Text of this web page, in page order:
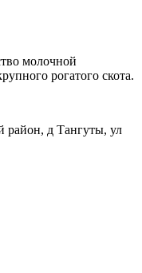
молочной
рогатого скота.
район, д Тангуты, ул